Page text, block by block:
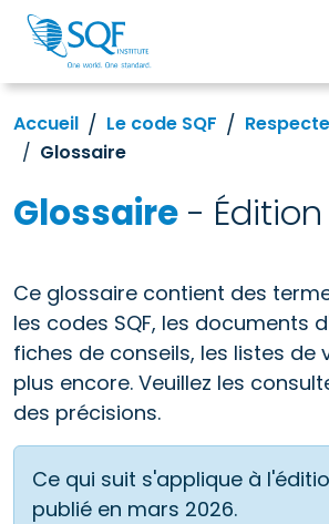
Accueil Le code SQF
Glossaire
Glossaire - Édition
Ce glossaire contient des
les codes SQF, les documents
fiches de conseils, les listes de
plus encore. Veuillez les
des précisions.
Ce qui suit s'applique à
publié en mars 2026.